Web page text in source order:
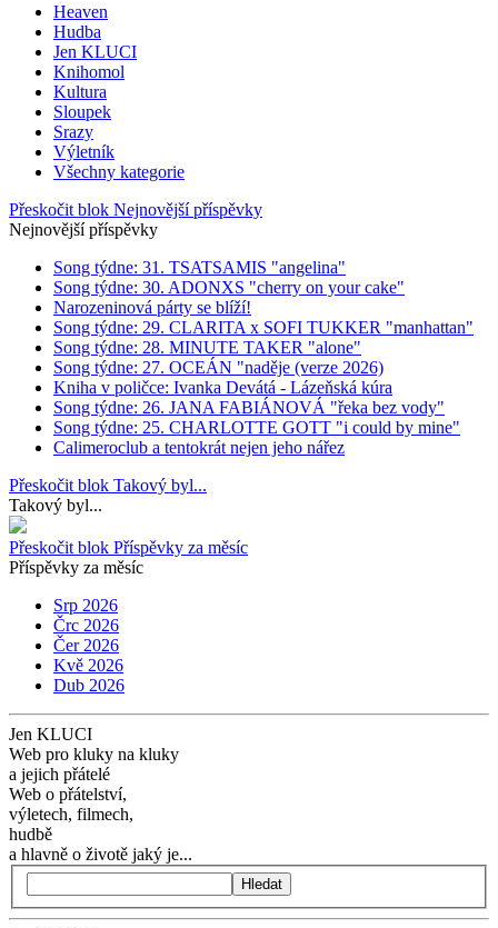
Heaven
Hudba
Jen KLUCI
Knihomol
Kultura
Sloupek
Srazy
Výletník
Všechny kategorie
Přeskočit blok Nejnovější příspěvky
Nejnovější příspěvky
Song týdne: 31. TSATSAMIS "angelina"
Song týdne: 30. ADONXS "cherry on your cake"
Narozeninová párty se blíží!
Song týdne: 29. CLARITA x SOFI TUKKER "manhattan"
Song týdne: 28. MINUTE TAKER "alone"
Song týdne: 27. OCEÁN "naděje (verze 2026)
Kniha v poličce: Ivanka Devátá - Lázeňská kúra
Song týdne: 26. JANA FABIÁNOVÁ "řeka bez vody"
Song týdne: 25. CHARLOTTE GOTT "i could by mine"
Calimeroclub a tentokrát nejen jeho nářez
Přeskočit blok Takový byl...
Takový byl...
Přeskočit blok Příspěvky za měsíc
Příspěvky za měsíc
Srp 2026
Črc 2026
Čer 2026
Kvě 2026
Dub 2026
Jen KLUCI
Web pro kluky na kluky
a jejich přátelé
Web o přátelství,
výletech, filmech,
hudbě
a hlavně o životě jaký je...
Hledat